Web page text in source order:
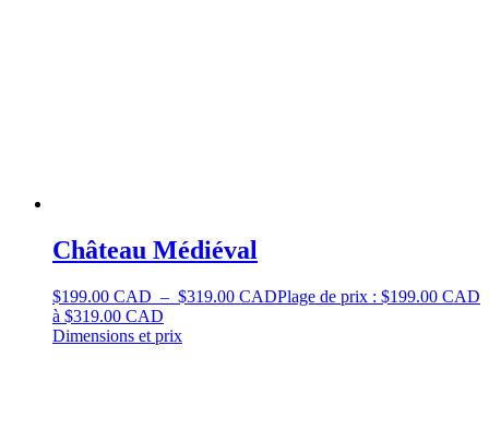
Château Médiéval
$199.00 CAD – $319.00 CADPlage de prix : $199.00 CAD
à $319.00 CAD
Dimensions et prix